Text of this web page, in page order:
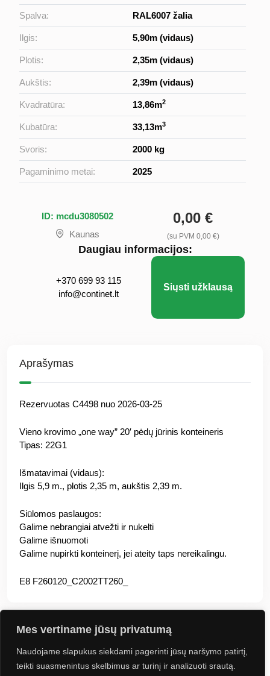
Mes vertiname jūsų privatumą
Naudojame slapukus siekdami pagerinti jūsų naršymo patirtį,
teikti suasmenintus skelbimus ar turinį ir analizuoti srautą.
Spalva: RAL6007 žalia
Ilgis: 5,90m (vidaus)
Plotis: 2,35m (vidaus)
Aukštis: 2,39m (vidaus)
Kvadratūra: 13,86m2
Kubatūra: 33,13m3
Svoris: 2000 kg
Pagaminimo metai: 2025
ID: mcdu3080502
Kaunas
0,00 €
(su PVM 0,00 €)
Daugiau informacijos:
+370 699 93 115
info@continet.lt
Siųsti užklausą
Aprašymas
Rezervuotas C4498 nuo 2026-03-25
Vieno krovimo „one way” 20′ pėdų jūrinis konteineris
Tipas: 22G1
Išmatavimai (vidaus):
Ilgis 5,9 m., plotis 2,35 m, aukštis 2,39 m.
Siūlomos paslaugos:
Galime nebrangiai atvežti ir nukelti
Galime išnuomoti
Galime nupirkti konteinerį, jei ateity taps nereikalingu.
E8 F260120_C2002TT260_
Jus gali sudominti